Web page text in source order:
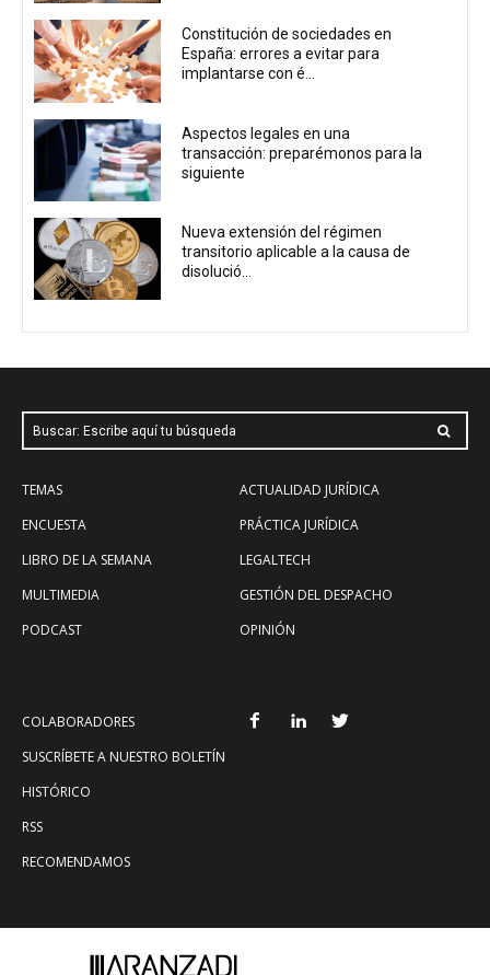
Constitución de sociedades en
España: errores a evitar para
implantarse con é...
Aspectos legales en una
transacción: preparémonos para la
siguiente
Nueva extensión del régimen
transitorio aplicable a la causa de
disolució...
Buscar: Escribe aquí tu búsqueda
TEMAS
ENCUESTA
LIBRO DE LA SEMANA
MULTIMEDIA
PODCAST
ACTUALIDAD JURÍDICA
PRÁCTICA JURÍDICA
LEGALTECH
GESTIÓN DEL DESPACHO
OPINIÓN
COLABORADORES
SUSCRÍBETE A NUESTRO BOLETÍN
HISTÓRICO
RSS
RECOMENDAMOS